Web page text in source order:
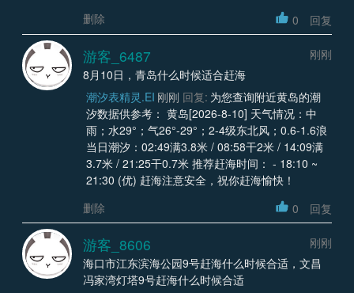
删除
0 回复
游客_6487
刚刚
8月10日，青岛什么时候适合赶海
潮汐表精灵.EI 刚刚 回复: 为您查询附近黄岛的潮
汐数据供参考： 黄岛[2026-8-10] 天气情况：中
雨；水29°；气26°-29°；2-4级东北风；0.6-1.6浪
当日潮汐：02:49满3.8米 / 08:58干2米 / 14:09满
3.7米 / 21:25干0.7米 推荐赶海时间： - 18:10 ~
21:30 (优) 赶海注意安全，祝你赶海愉快！
删除
0 回复
游客_8606
刚刚
海口市江东滨海公园9号赶海什么时候合适，文昌
冯家湾灯塔9号赶海什么时候合适